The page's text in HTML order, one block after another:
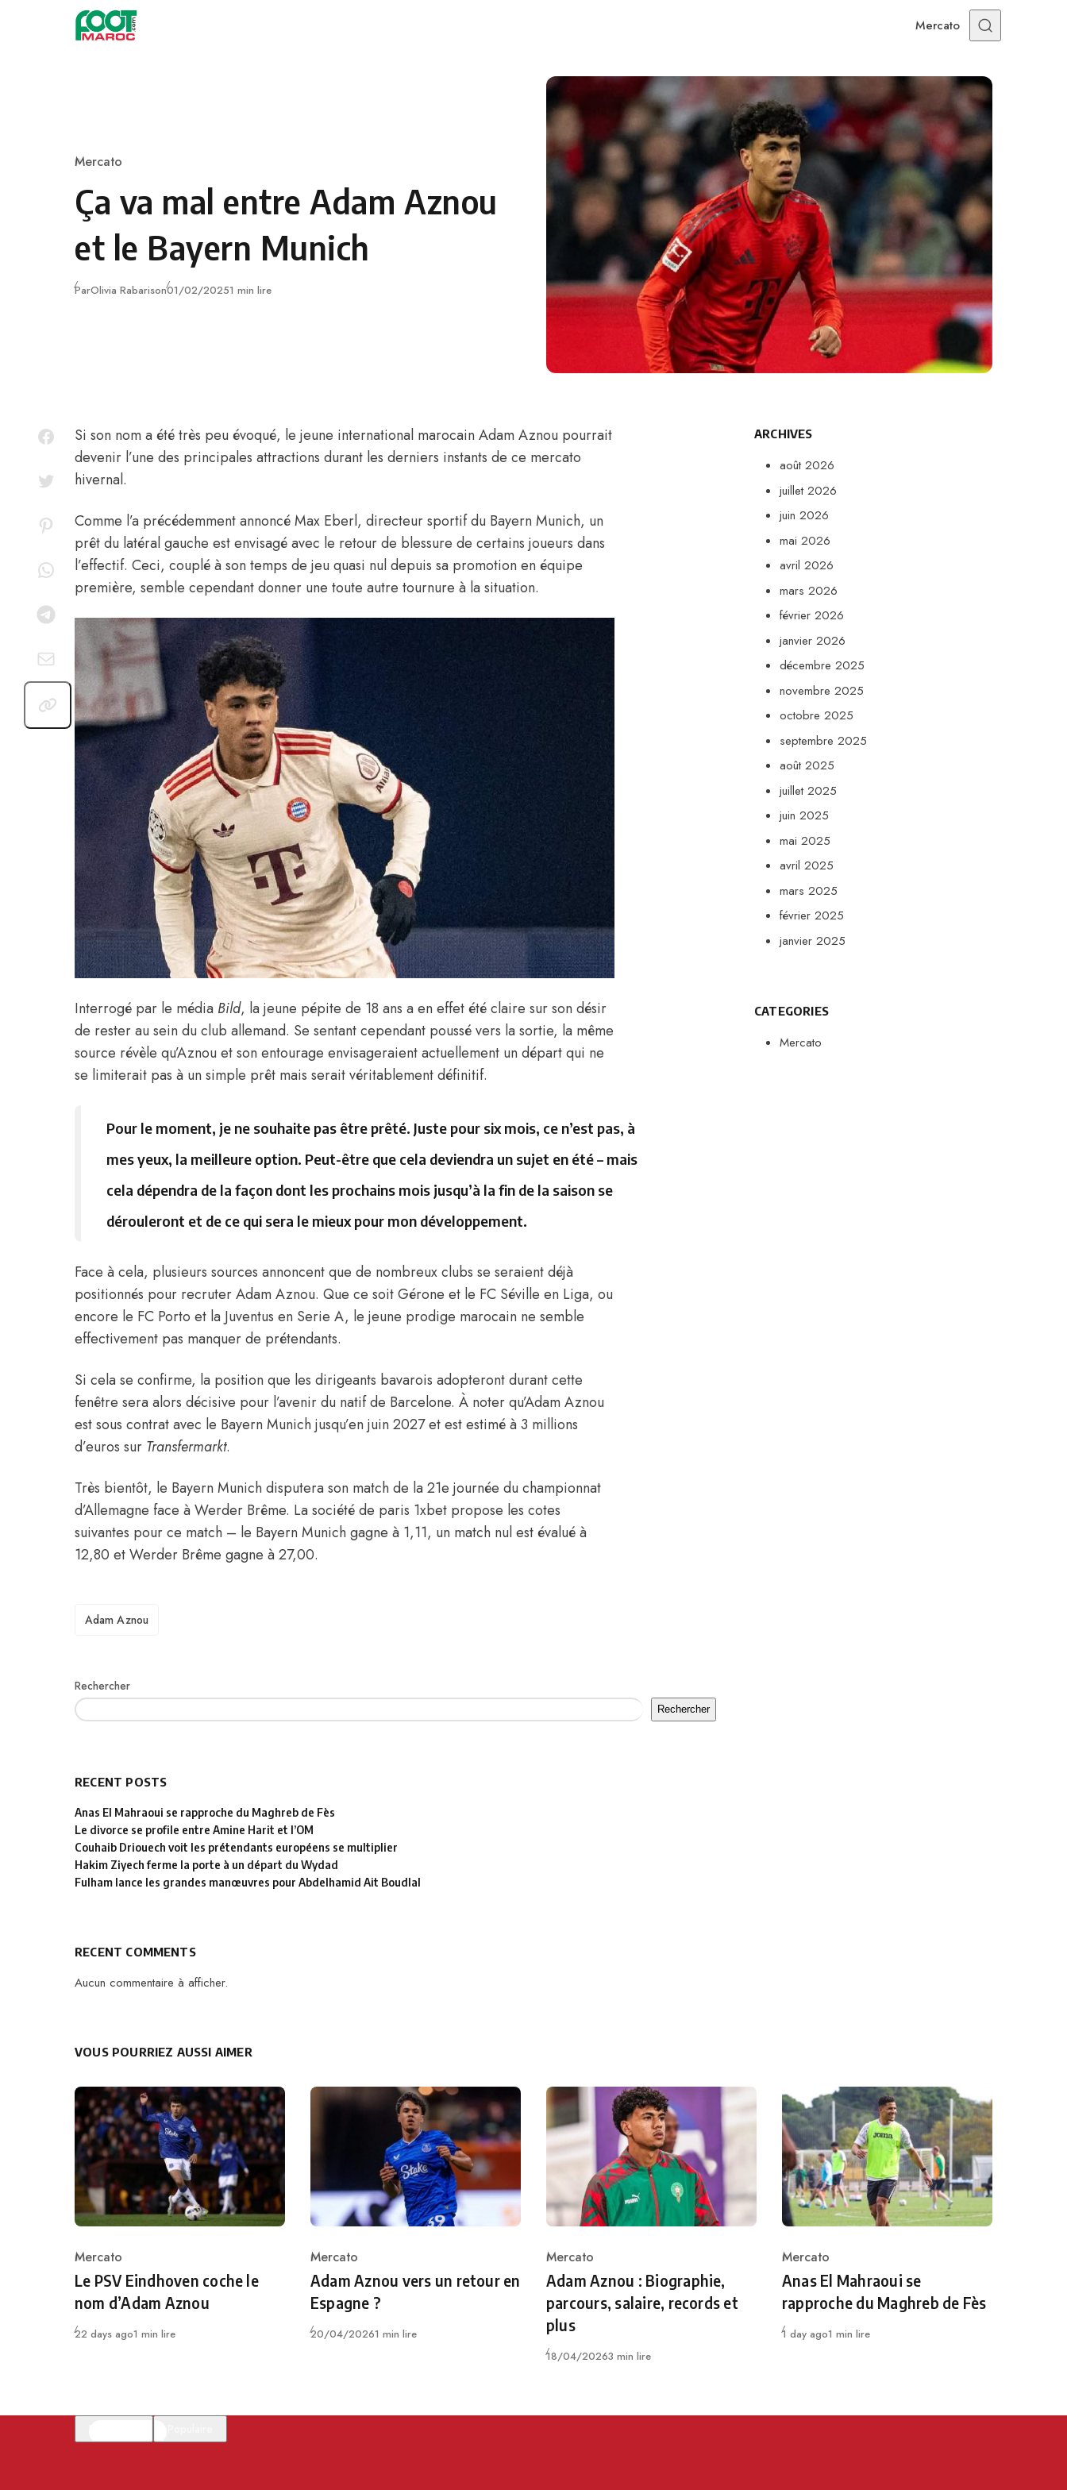
Skip to content
Mercato
Category
Mercato
Ça va mal entre Adam Aznou
et le Bayern Munich
ParOlivia RabarisonPublié
01/02/20251 min lire
Si son nom a été très peu évoqué, le jeune international marocain Adam Aznou pourrait
devenir l’une des principales attractions durant les derniers instants de ce mercato
hivernal.
Comme l’a précédemment annoncé Max Eberl, directeur sportif du Bayern Munich, un
prêt du latéral gauche est envisagé avec le retour de blessure de certains joueurs dans
l’effectif. Ceci, couplé à son temps de jeu quasi nul depuis sa promotion en équipe
première, semble cependant donner une toute autre tournure à la situation.
Interrogé par le média Bild, la jeune pépite de 18 ans a en effet été claire sur son désir
de rester au sein du club allemand. Se sentant cependant poussé vers la sortie, la même
source révèle qu’Aznou et son entourage envisageraient actuellement un départ qui ne
se limiterait pas à un simple prêt mais serait véritablement définitif.
Pour le moment, je ne souhaite pas être prêté. Juste pour six mois, ce n’est pas, à
mes yeux, la meilleure option. Peut-être que cela deviendra un sujet en été – mais
cela dépendra de la façon dont les prochains mois jusqu’à la fin de la saison se
dérouleront et de ce qui sera le mieux pour mon développement.
Face à cela, plusieurs sources annoncent que de nombreux clubs se seraient déjà
positionnés pour recruter Adam Aznou. Que ce soit Gérone et le FC Séville en Liga, ou
encore le FC Porto et la Juventus en Serie A, le jeune prodige marocain ne semble
effectivement pas manquer de prétendants.
Si cela se confirme, la position que les dirigeants bavarois adopteront durant cette
fenêtre sera alors décisive pour l’avenir du natif de Barcelone. À noter qu’Adam Aznou
est sous contrat avec le Bayern Munich jusqu’en juin 2027 et est estimé à 3 millions
d’euros sur Transfermarkt.
Très bientôt, le Bayern Munich disputera son match de la 21e journée du championnat
d’Allemagne face à Werder Brême. La société de paris 1xbet propose les cotes
suivantes pour ce match – le Bayern Munich gagne à 1,11, un match nul est évalué à
12,80 et Werder Brême gagne à 27,00.
TAGS
Adam Aznou
Rechercher
Rechercher
RECENT POSTS
Anas El Mahraoui se rapproche du Maghreb de Fès
Le divorce se profile entre Amine Harit et l’OM
Couhaib Driouech voit les prétendants européens se multiplier
Hakim Ziyech ferme la porte à un départ du Wydad
Fulham lance les grandes manœuvres pour Abdelhamid Ait Boudlal
RECENT COMMENTS
Aucun commentaire à afficher.
ARCHIVES
août 2026
juillet 2026
juin 2026
mai 2026
avril 2026
mars 2026
février 2026
janvier 2026
décembre 2025
novembre 2025
octobre 2025
septembre 2025
août 2025
juillet 2025
juin 2025
mai 2025
avril 2025
mars 2025
février 2025
janvier 2025
CATEGORIES
Mercato
VOUS POURRIEZ AUSSI AIMER
Category
Mercato
Le PSV Eindhoven coche le
nom d’Adam Aznou
Publié
22 days ago1 min lire
Category
Mercato
Adam Aznou vers un retour en
Espagne ?
Publié
20/04/20261 min lire
Category
Mercato
Adam Aznou : Biographie,
parcours, salaire, records et
plus
Publié
18/04/20263 min lire
Category
Mercato
Anas El Mahraoui se
rapproche du Maghreb de Fès
Publié
1 day ago1 min lire